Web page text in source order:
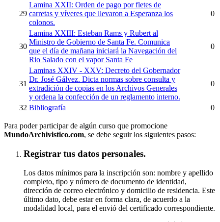
29
Lamina XXII: Orden de pago por fletes de
carretas y víveres que llevaron a Esperanza los
colonos.
0
30
Lamina XXIII: Esteban Rams y Rubert al
Ministro de Gobierno de Santa Fe. Comunica
que el día de mañana iniciará la Navegación del
Rio Salado con el vapor Santa Fe
0
31
Laminas XXIV - XXV: Decreto del Gobernador
Dr. José Gálvez. Dicta normas sobre consulta y
extradición de copias en los Archivos Generales
y ordena la confección de un reglamento interno.
0
32 Bibliografía 0
Para poder participar de algún curso que promocione
MundoArchivistico.com, se debe seguir los siguientes pasos:
Registrar tus datos personales.
Los datos mínimos para la inscripción son: nombre y apellido
completo, tipo y número de documento de identidad,
dirección de correo electrónico y domicilio de residencia. Este
último dato, debe estar en forma clara, de acuerdo a la
modalidad local, para el envió del certificado correspondiente.